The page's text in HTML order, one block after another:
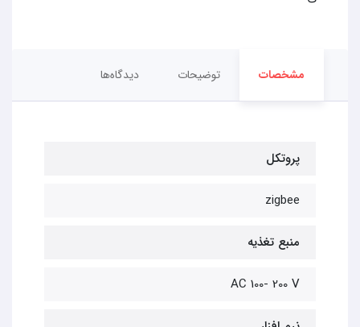
مشخصات توضیحات دیدگاه‌ها
پروتکل
zigbee
منبع تغذیه
AC 100- 200 V